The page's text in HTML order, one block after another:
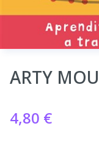
ARTY
4,80 €